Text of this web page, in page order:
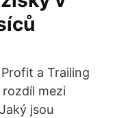
a Trailing
mezi
jsou